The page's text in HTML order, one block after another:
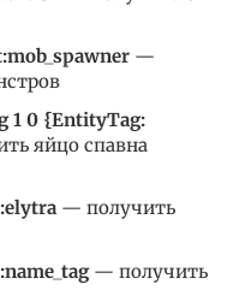
—
1 0 {EntityTag:
яйцо спавна
— получить
— получить